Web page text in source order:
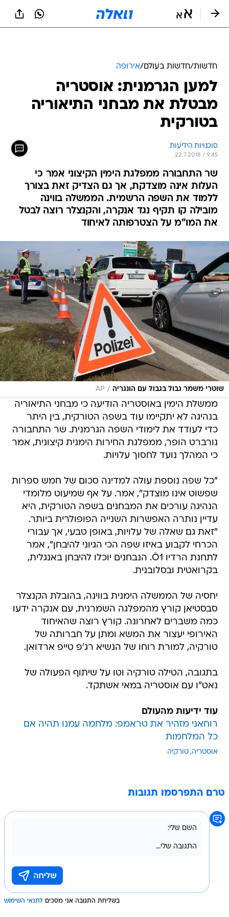
חדשות/חדשות בעולם/אירופה
למען הגרמנית: אוסטריה
מבטלת את מבחני התיאוריה
בטורקית
סוכנויות הידיעות
22.7.2018 / 9:45
שר התחבורה ממפלגת הימין הקיצוני אמר כי
העלות אינה מוצדקת, אך גם הצדיק זאת בצורך
ללמוד את השפה הרשמית. הממשלה בווינה
מובילה קו תקיף נגד אנקרה, והקנצלר רוצה לבטל
את המו"מ על הצטרפותה לאיחוד
שוטרי משמר גבול בגבול עם הונגריה /
AP
ממשלת הימין באוסטריה הודיעה כי מבחני התיאוריה
בנהיגה לא יתקיימו עוד בשפה הטורקית, בין היתר
כדי לעודד את לימודי השפה הגרמנית. שר התחבורה
נורברט הופר, ממפלגת החירות הימנית קיצונית, אמר
כי המהלך נועד לחסוך עלויות.
"כל שפה נוספת עולה למדינה סכום של חמש ספרות
שפשוט אינו מוצדק", אמר. על אף שמיעוט מלומדי
הנהיגה עורכים את המבחנים בשפה הטורקית, היא
עדיין נותרה האפשרות השנייה הפופולרית ביותר.
"זאת גם שאלה של עלויות, באופן טבעי, אך עבורי
הכרחי לקבוע באיזו שפה הכי הגיוני להיבחן", אמר
לתחנת הרדיו Ö1. הנבחנים יוכלו להיבחן באנגלית,
בקרואטית ובסלובנית.
יחסיה של הממשלה הימנית בווינה, בהובלת הקנצלר
סבסטיאן קורץ מהמפלגה השמרנית, עם אנקרה ידעו
כמה משברים לאחרונה. קורץ רוצה שהאיחוד
האירופי יעצור את המשא ומתן על חברותה של
טורקיה, למורת רוחו של הנשיא רג'פ טייפ ארדואן.
בתגובה, הטילה טורקיה וטו על שיתוף הפעולה של
נאט"ו עם אוסטריה במאי אשתקד.
עוד ידיעות מהעולם
רוחאני מזהיר את טראמפ: מלחמה עמנו תהיה אם
כל המלחמות
אוסטריה טורקיה
טרם התפרסמו תגובות
בשליחת התגובה אני מסכים לתנאי השימוש